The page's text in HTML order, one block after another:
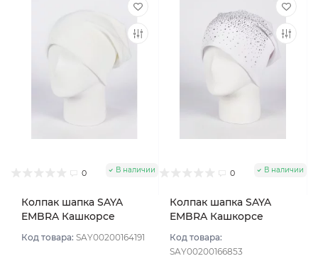
0 В наличии
Колпак шапка SAYA
EMBRA Кашкорсе
Код товара: SAY00200164191
0 В наличии
Колпак шапка SAYA
EMBRA Кашкорсе
Код товара:
SAY00200166853